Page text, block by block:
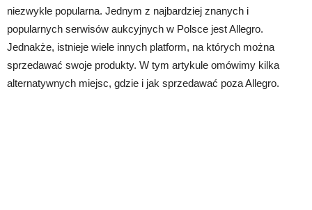
niezwykle popularna. Jednym z najbardziej znanych i
popularnych serwisów aukcyjnych w Polsce jest Allegro.
Jednakże, istnieje wiele innych platform, na których można
sprzedawać swoje produkty. W tym artykule omówimy kilka
alternatywnych miejsc, gdzie i jak sprzedawać poza Allegro.